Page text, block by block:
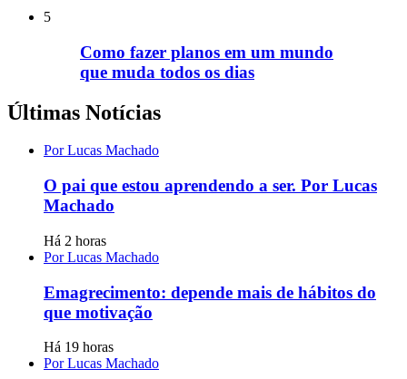
5
Como fazer planos em um mundo
que muda todos os dias
Últimas Notícias
Por Lucas Machado
O pai que estou aprendendo a ser. Por Lucas
Machado
Há 2 horas
Por Lucas Machado
Emagrecimento: depende mais de hábitos do
que motivação
Há 19 horas
Por Lucas Machado